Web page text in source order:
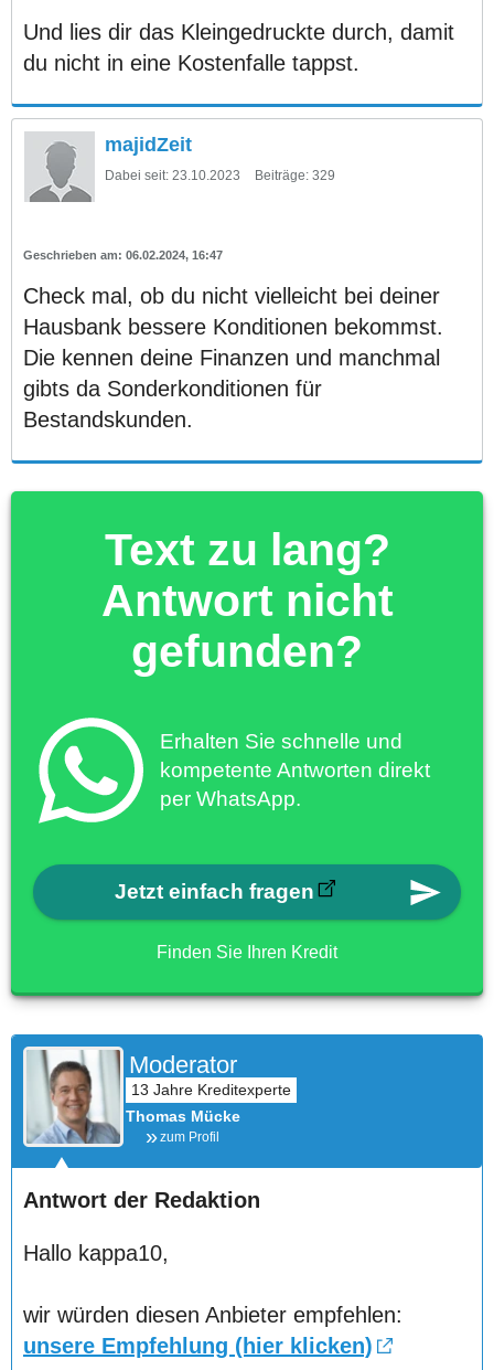
Und lies dir das Kleingedruckte durch, damit
du nicht in eine Kostenfalle tappst.
majidZeit
Dabei seit: 23.10.2023 Beiträge: 329
06.02.2024, 16:47
Check mal, ob du nicht vielleicht bei deiner
Hausbank bessere Konditionen bekommst.
Die kennen deine Finanzen und manchmal
gibts da Sonderkonditionen für
Bestandskunden.
Text zu lang?
Antwort nicht
gefunden?
Erhalten Sie schnelle und
kompetente Antworten direkt
per WhatsApp.
Jetzt einfach fragen
Finden Sie Ihren Kredit
Moderator
Thomas Mücke
zum Profil
Antwort der Redaktion
Hallo kappa10,
wir würden diesen Anbieter empfehlen:
unsere Empfehlung (hier klicken)